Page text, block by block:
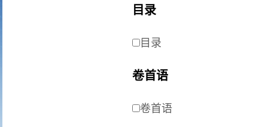
目录
目录
卷首语
卷首语